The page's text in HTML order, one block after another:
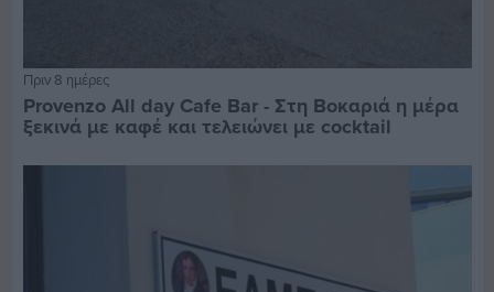
Πριν 8 ημέρες
Provenzo All day Cafe Bar - Στη Βοκαριά η μέρα
ξεκινά με καφέ και τελειώνει με cocktail